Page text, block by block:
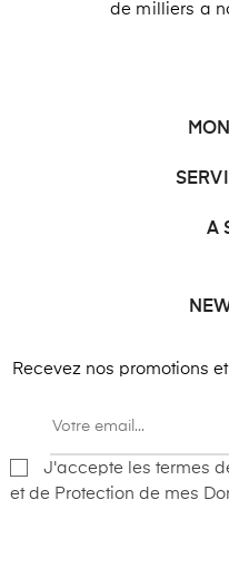
de milliers a
A
Recevez nos promotions
J'accepte les termes
et de Protection de mes